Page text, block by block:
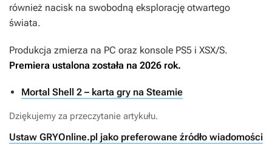
również nacisk na swobodną eksplorację otwartego
świata.
Produkcja zmierza na PC oraz konsole PS5 i XSX/S.
Premiera ustalona została na 2026 rok.
Mortal Shell 2 – karta gry na Steamie
Dziękujemy za przeczytanie artykułu.
Ustaw GRYOnline.pl jako preferowane źródło wiadomości